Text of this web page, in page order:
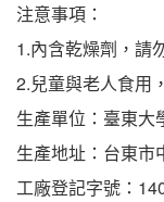
注意事項：
1.內含乾燥劑，請
2.兒童與老人食用
生產單位：臺東大
生產地址：台東市
工廠登記字號：